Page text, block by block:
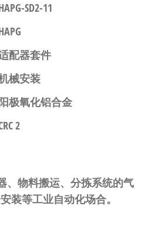
SD2-11
配器套件
械安装
极氧化铝合金
2
、物料搬运、分拣系统的气
装等工业自动化场合。